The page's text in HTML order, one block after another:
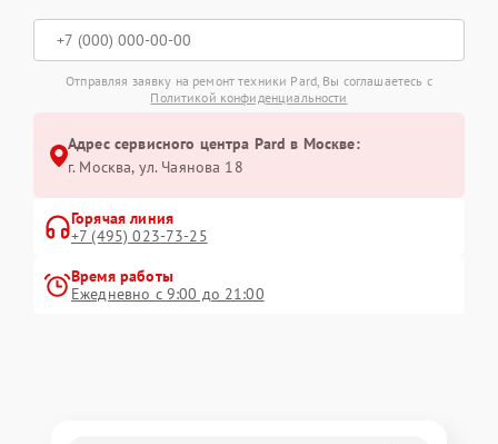
Отправляя заявку на ремонт техники Pard, Вы соглашаетесь с
Политикой конфиденциальности
Адрес сервисного центра Pard в Москве:
г. Москва, ул. Чаянова 18
Горячая линия
+7 (495) 023-73-25
Время работы
Ежедневно с 9:00 до 21:00